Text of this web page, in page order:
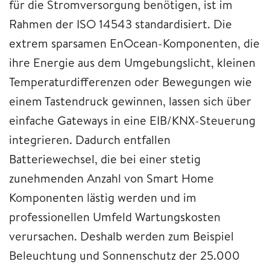
für die Stromversorgung benötigen, ist im
Rahmen der ISO 14543 standardisiert. Die
extrem sparsamen EnOcean-Komponenten, die
ihre Energie aus dem Umgebungslicht, kleinen
Temperaturdifferenzen oder Bewegungen wie
einem Tastendruck gewinnen, lassen sich über
einfache Gateways in eine EIB/KNX-Steuerung
integrieren. Dadurch entfallen
Batteriewechsel, die bei einer stetig
zunehmenden Anzahl von Smart Home
Komponenten lästig werden und im
professionellen Umfeld Wartungskosten
verursachen. Deshalb werden zum Beispiel
Beleuchtung und Sonnenschutz der 25.000